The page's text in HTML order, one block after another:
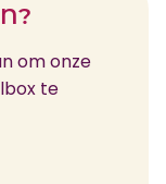
om onze
te